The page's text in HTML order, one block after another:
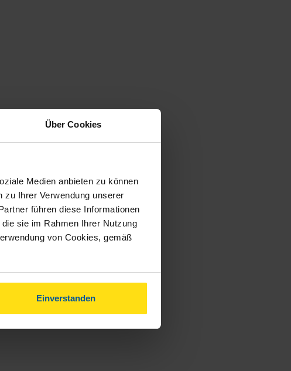
Über Cookies
Medien anbieten zu können
zu Ihrer Verwendung unserer
führen diese Informationen
sie im Rahmen Ihrer Nutzung
von Cookies, gemäß
Einverstanden